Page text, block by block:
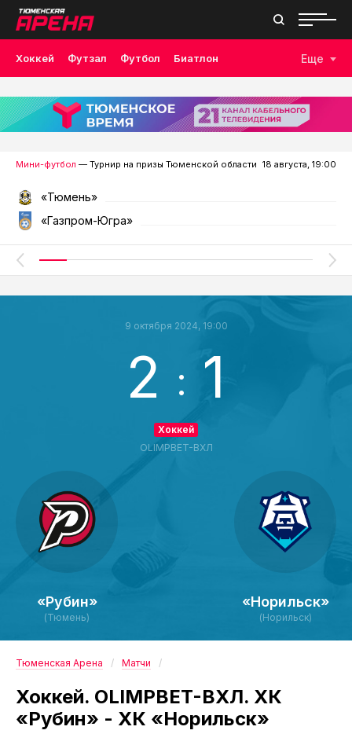
Хоккей Футзал Футбол Биатлон
Лыжные гонки Волейбол Плавание Дзюдо
Скалолазание Велоспорт Бокс
Еще
Мини-футбол — Турнир на призы Тюменской области 18 августа, 19:00
«Тюмень»
«Газпром-Югра»
«Рубин»
(Тюмень)
9 октября 2024, 19:00
2 : 1
Хоккей
OLIMPBET-ВХЛ
«Норильск»
(Норильск)
Тюменская Арена Матчи
Хоккей. OLIMPBET-ВХЛ. ХК
«Рубин» - ХК «Норильск»